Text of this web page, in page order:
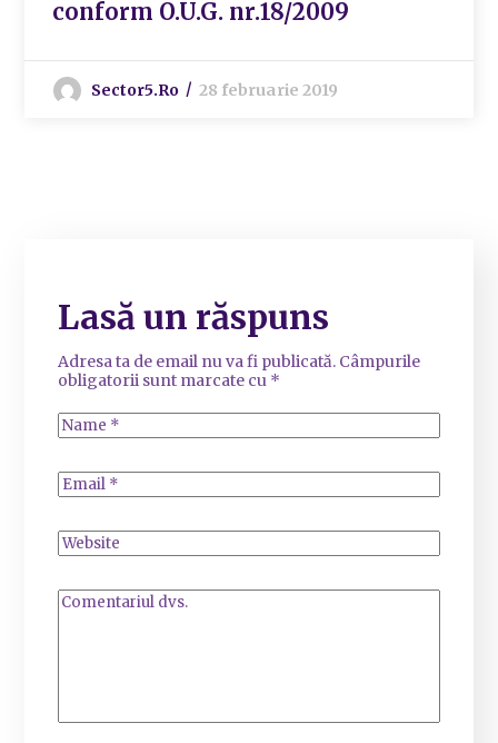
conform O.U.G. nr.18/2009
Sector5.ro 28 februarie 2019
Lasă un răspuns
Adresa ta de email nu va fi publicată. Câmpurile
obligatorii sunt marcate cu *